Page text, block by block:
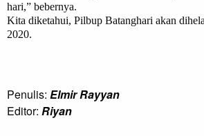
hari,” bebernya.
Kita diketahui, Pilbup Batanghari akan
2020.
Penulis: Elmir Rayyan
Editor: Riyan